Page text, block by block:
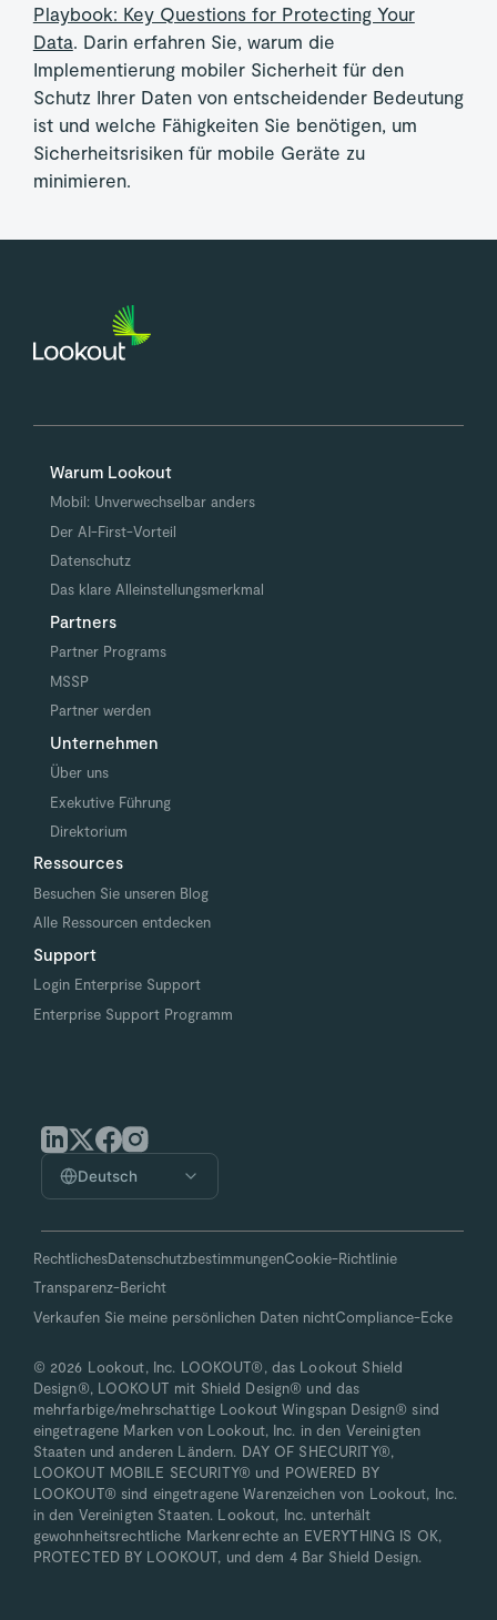
Playbook: Key Questions for Protecting Your
Data . Darin erfahren Sie, warum die
Implementierung mobiler Sicherheit für den
Schutz Ihrer Daten von entscheidender Bedeutung
ist und welche Fähigkeiten Sie benötigen, um
Sicherheitsrisiken für mobile Geräte zu
minimieren.
Warum Lookout
Mobil: Unverwechselbar anders
Der AI-First-Vorteil
Datenschutz
Das klare Alleinstellungsmerkmal
Partners
Partner Programs
MSSP
Partner werden
Unternehmen
Über uns
Exekutive Führung
Direktorium
Ressources
Besuchen Sie unseren Blog
Alle Ressourcen entdecken
Support
Login Enterprise Support
Enterprise Support Programm
Deutsch
RechtlichesDatenschutzbestimmungenCookie-Richtlinie
Transparenz-Bericht
Verkaufen Sie meine persönlichen Daten nichtCompliance-Ecke
© 2026 Lookout, Inc. LOOKOUT®, das Lookout Shield
Design®, LOOKOUT mit Shield Design® und das
mehrfarbige/mehrschattige Lookout Wingspan Design® sind
eingetragene Marken von Lookout, Inc. in den Vereinigten
Staaten und anderen Ländern. DAY OF SHECURITY®,
LOOKOUT MOBILE SECURITY® und POWERED BY
LOOKOUT® sind eingetragene Warenzeichen von Lookout, Inc.
in den Vereinigten Staaten. Lookout, Inc. unterhält
gewohnheitsrechtliche Markenrechte an EVERYTHING IS OK,
PROTECTED BY LOOKOUT, und dem 4 Bar Shield Design.